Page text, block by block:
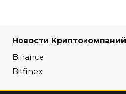
Новости Криптокомпаний
Binance
Bitfinex